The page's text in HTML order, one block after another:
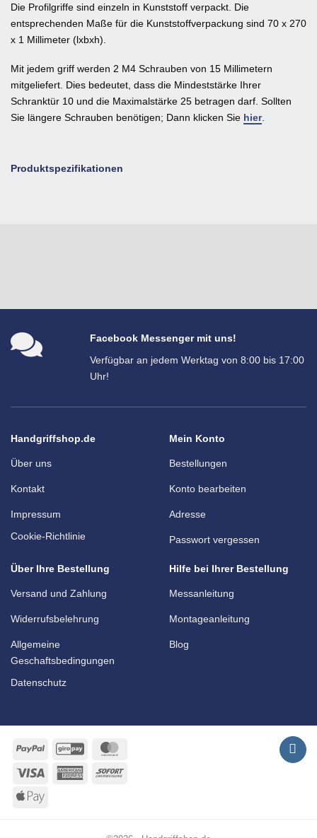
Die Profilgriffe sind einzeln in Kunststoff verpackt. Die
entsprechenden Maße für die Kunststoffverpackung sind 70 x 270
x 1 Millimeter (lxbxh).
Mit jedem griff werden 2 M4 Schrauben von 15 Millimetern
mitgeliefert. Dies bedeutet, dass die Mindeststärke Ihrer
Schranktür 10 und die Maximalstärke 25 betragen darf. Sollten
Sie längere Schrauben benötigen; Dann klicken Sie hier.
Produktspezifikationen
Facebook Messenger mit uns!
Verfügbar an jedem Werktag von 8:00 bis 17:00
Uhr!
Handgriffshop.de
Über uns
Kontakt
Impressum
Cookie-Richtlinie
Mein Konto
Bestellungen
Konto bearbeiten
Adresse
Passwort vergessen
Über Ihre Bestellung
Versand und Zahlung
Widerrufsbelehrung
Allgemeine
Geschaftsbedingungen
Datenschutz
Hilfe bei Ihrer Bestellung
Messanleitung
Montageanleitung
Blog
PayPal GiroPay
Visa
AmericanSofort
Apple